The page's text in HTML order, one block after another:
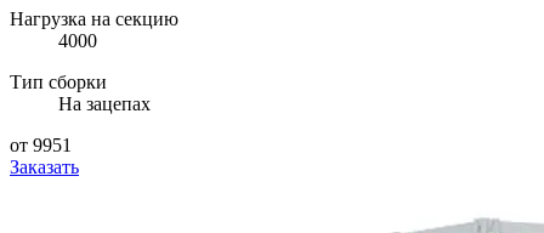
Нагрузка на секцию
4000
Тип сборки
На зацепах
от 9951
Заказать